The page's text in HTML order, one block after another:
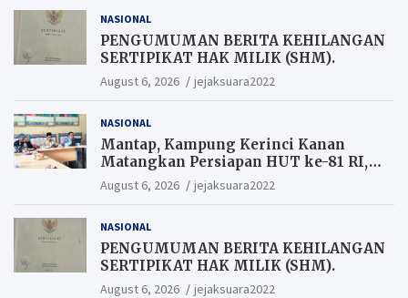
NASIONAL
PENGUMUMAN BERITA KEHILANGAN
SERTIPIKAT HAK MILIK (SHM).
August 6, 2026 jejaksuara2022
NASIONAL
Mantap, Kampung Kerinci Kanan
Matangkan Persiapan HUT ke-81 RI,
Warga yang ikut Upacara
Berkesempatan Raih Hadiah
August 6, 2026 jejaksuara2022
NASIONAL
PENGUMUMAN BERITA KEHILANGAN
SERTIPIKAT HAK MILIK (SHM).
August 6, 2026 jejaksuara2022